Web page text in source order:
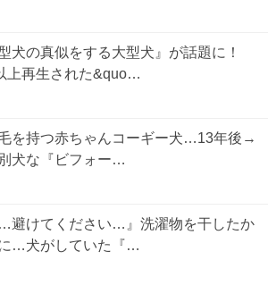
犬の真似をする大型犬』が話題に！
上再生された&quo…
を持つ赤ちゃんコーギー犬…13年後→
犬な『ビフォー…
…避けてください…』洗濯物を干したか
…犬がしていた『…